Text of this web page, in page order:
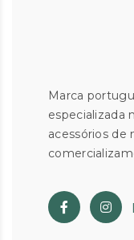
Marca
especializada
acessórios de